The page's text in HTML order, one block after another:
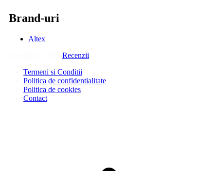
Brand-uri
Altex
Recenzii
Termeni si Conditii
Politica de confidentialitate
Politica de cookies
Contact